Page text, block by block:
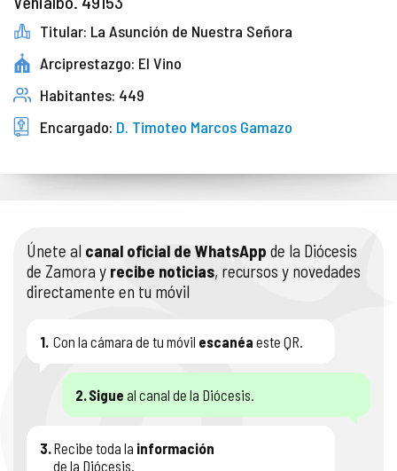
Titular: La Asunción de Nuestra Señora
Arciprestazgo: El Vino
Habitantes: 449
Encargado: D. Timoteo Marcos Gamazo
Únete al canal oficial de WhatsApp de la Diócesis
de Zamora y recibe noticias, recursos y novedades
directamente en tu móvil
1. Con la cámara de tu móvil escanéa este QR.
2.Sigue al canal de la Diócesis.
3.Recibe toda la información
de la Diócesis.